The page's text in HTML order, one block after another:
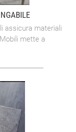
assicura materiali
mette a